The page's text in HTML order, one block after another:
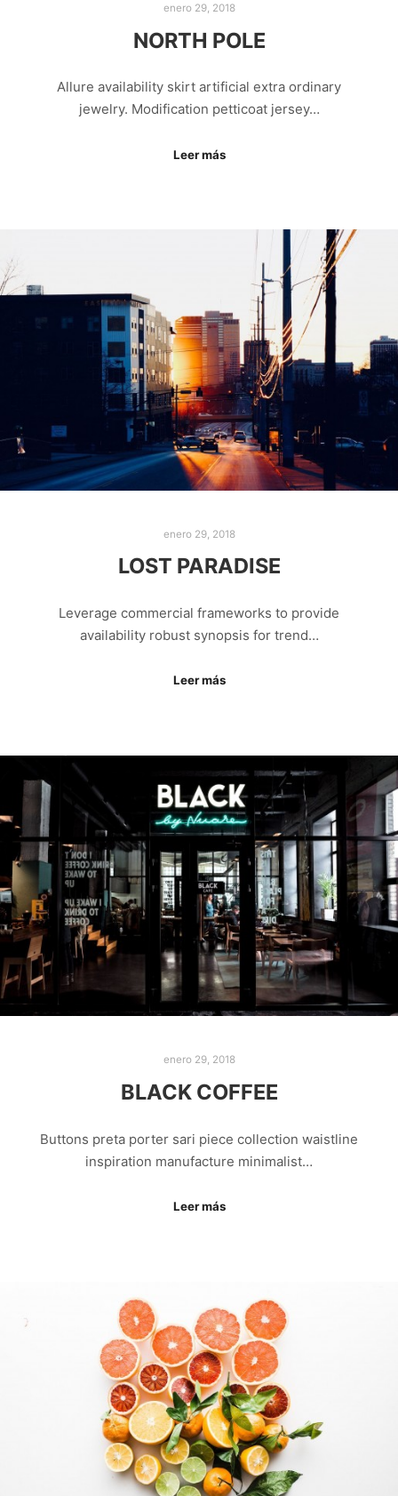
enero 29, 2018
NORTH POLE
Allure availability skirt artificial extra ordinary
jewelry. Modification petticoat jersey…
Leer más
enero 29, 2018
LOST PARADISE
Leverage commercial frameworks to provide
availability robust synopsis for trend…
Leer más
enero 29, 2018
BLACK COFFEE
Buttons preta porter sari piece collection waistline
inspiration manufacture minimalist…
Leer más